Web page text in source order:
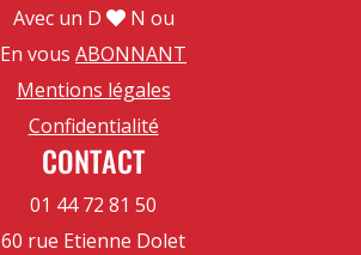
Avec un D
N ou
En vous ABONNANT
Mentions légales
Confidentialité
CONTACT
01 44 72 81 50
60 rue Etienne Dolet